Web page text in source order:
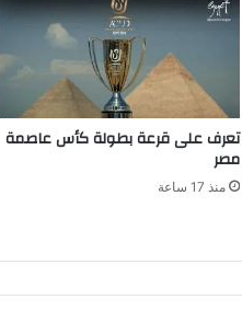
تعرف على قرعة بطولة كأس عاصمة
مصر
منذ 17 ساعة